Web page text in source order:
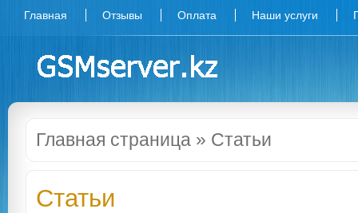
Главная Отзывы Оплата Наши услуги
Главная страница » Статьи
Статьи